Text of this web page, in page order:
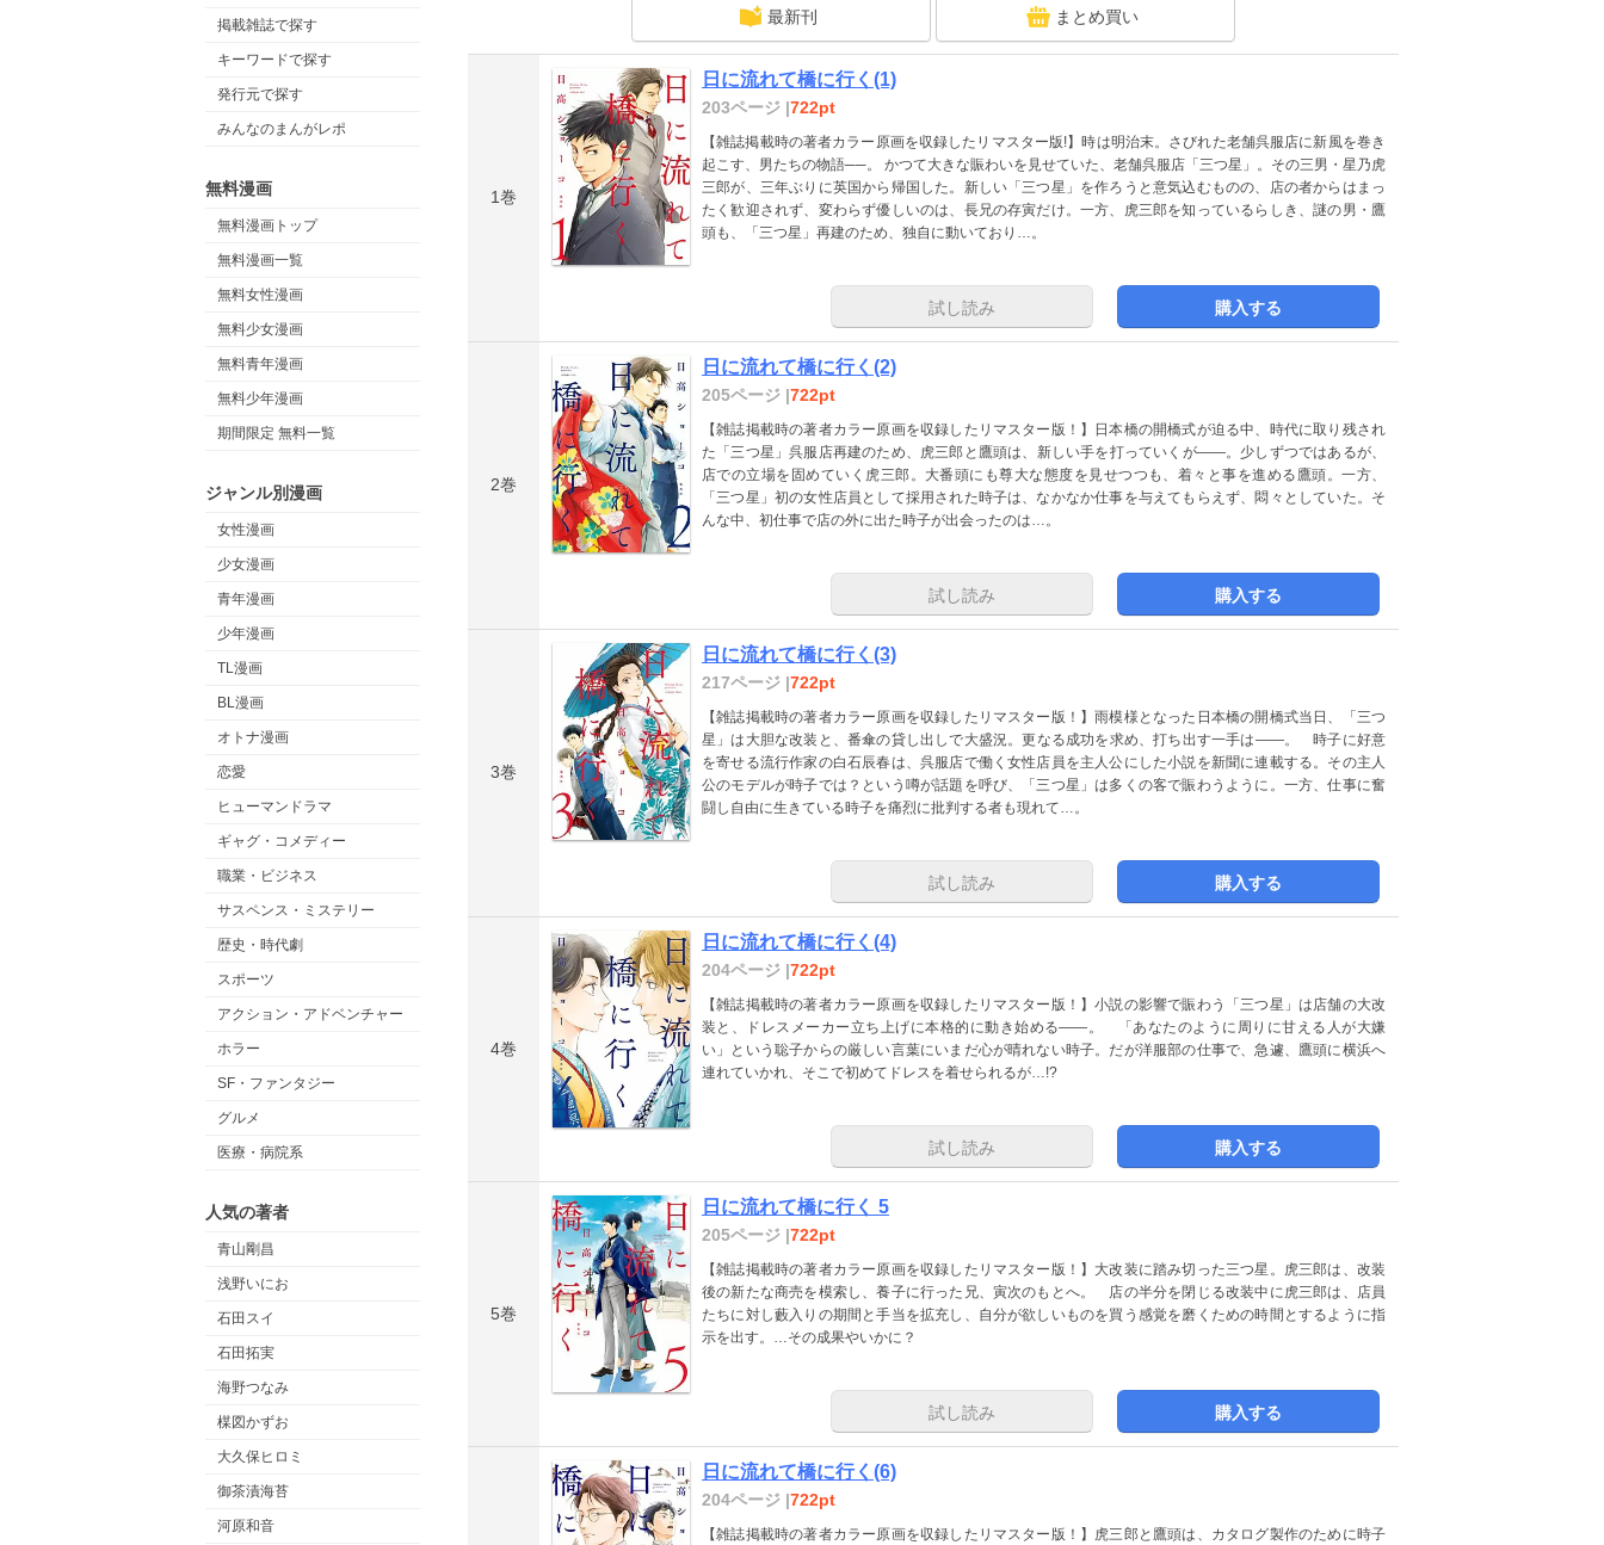
掲載雑誌で探す
キーワードで探す
発行元で探す
みんなのまんがレポ
無料漫画
無料漫画トップ
無料漫画一覧
無料女性漫画
無料少女漫画
無料青年漫画
無料少年漫画
期間限定 無料一覧
ジャンル別漫画
女性漫画
少女漫画
青年漫画
少年漫画
TL漫画
BL漫画
オトナ漫画
恋愛
ヒューマンドラマ
ギャグ・コメディー
職業・ビジネス
サスペンス・ミステリー
歴史・時代劇
スポーツ
アクション・アドベンチャー
ホラー
SF・ファンタジー
グルメ
医療・病院系
人気の著者
青山剛昌
浅野いにお
石田スイ
石田拓実
海野つなみ
楳図かずお
大久保ヒロミ
御茶漬海苔
河原和音
最新刊 まとめ買い
1巻
日に流れて橋に行く(1)
203ページ |722pt
【雑誌掲載時の著者カラー原画を収録したリマスター版!】時は明治末。さびれた老舗呉服店に新風を巻き
起こす、男たちの物語──。 かつて大きな賑わいを見せていた、老舗呉服店「三つ星」。その三男・星乃虎
三郎が、三年ぶりに英国から帰国した。新しい「三つ星」を作ろうと意気込むものの、店の者からはまっ
たく歓迎されず、変わらず優しいのは、長兄の存寅だけ。一方、虎三郎を知っているらしき、謎の男・鷹
頭も、「三つ星」再建のため、独自に動いており…。
試し読み 購入する
2巻
日に流れて橋に行く(2)
205ページ |722pt
【雑誌掲載時の著者カラー原画を収録したリマスター版！】日本橋の開橋式が迫る中、時代に取り残され
た「三つ星」呉服店再建のため、虎三郎と鷹頭は、新しい手を打っていくが――。少しずつではあるが、
店での立場を固めていく虎三郎。大番頭にも尊大な態度を見せつつも、着々と事を進める鷹頭。一方、
「三つ星」初の女性店員として採用された時子は、なかなか仕事を与えてもらえず、悶々としていた。そ
んな中、初仕事で店の外に出た時子が出会ったのは…。
試し読み 購入する
3巻
日に流れて橋に行く(3)
217ページ |722pt
【雑誌掲載時の著者カラー原画を収録したリマスター版！】雨模様となった日本橋の開橋式当日、「三つ
星」は大胆な改装と、番傘の貸し出しで大盛況。更なる成功を求め、打ち出す一手は――。 時子に好意
を寄せる流行作家の白石辰春は、呉服店で働く女性店員を主人公にした小説を新聞に連載する。その主人
公のモデルが時子では？という噂が話題を呼び、「三つ星」は多くの客で賑わうように。一方、仕事に奮
闘し自由に生きている時子を痛烈に批判する者も現れて…。
試し読み 購入する
4巻
日に流れて橋に行く(4)
204ページ |722pt
【雑誌掲載時の著者カラー原画を収録したリマスター版！】小説の影響で賑わう「三つ星」は店舗の大改
装と、ドレスメーカー立ち上げに本格的に動き始める――。 「あなたのように周りに甘える人が大嫌
い」という聡子からの厳しい言葉にいまだ心が晴れない時子。だが洋服部の仕事で、急遽、鷹頭に横浜へ
連れていかれ、そこで初めてドレスを着せられるが…!?
試し読み 購入する
5巻
日に流れて橋に行く 5
205ページ |722pt
【雑誌掲載時の著者カラー原画を収録したリマスター版！】大改装に踏み切った三つ星。虎三郎は、改装
後の新たな商売を模索し、養子に行った兄、寅次のもとへ。 店の半分を閉じる改装中に虎三郎は、店員
たちに対し藪入りの期間と手当を拡充し、自分が欲しいものを買う感覚を磨くための時間とするように指
示を出す。…その成果やいかに？
試し読み 購入する
日に流れて橋に行く(6)
204ページ |722pt
【雑誌掲載時の著者カラー原画を収録したリマスター版！】虎三郎と鷹頭は、カタログ製作のために時子